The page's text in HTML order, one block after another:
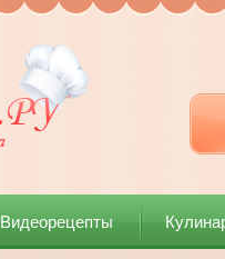
Видеорецепты